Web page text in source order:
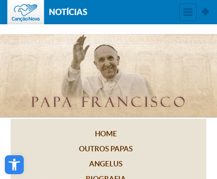
Open toolbar
NOTÍCIAS
HOME
OUTROS PAPAS
ANGELUS